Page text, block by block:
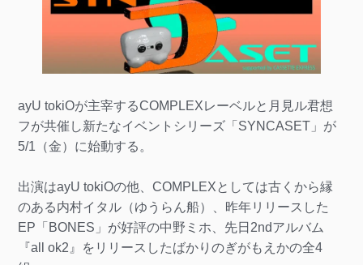
ayU tokiOが主宰するCOMPLEXレーベルと月見ル君想
フが共催し新たなイベントシリーズ「SYNCASET」が
5/1（金）に始動する。
出演はayU tokiOの他、COMPLEXとしては古くから縁
のある内村イタル（ゆうらん船）、昨年リリースした
EP「BONES」が好評の中野ミホ、先日2ndアルバム
『all ok2』をリリースしたばかりのぎがもえかの全4